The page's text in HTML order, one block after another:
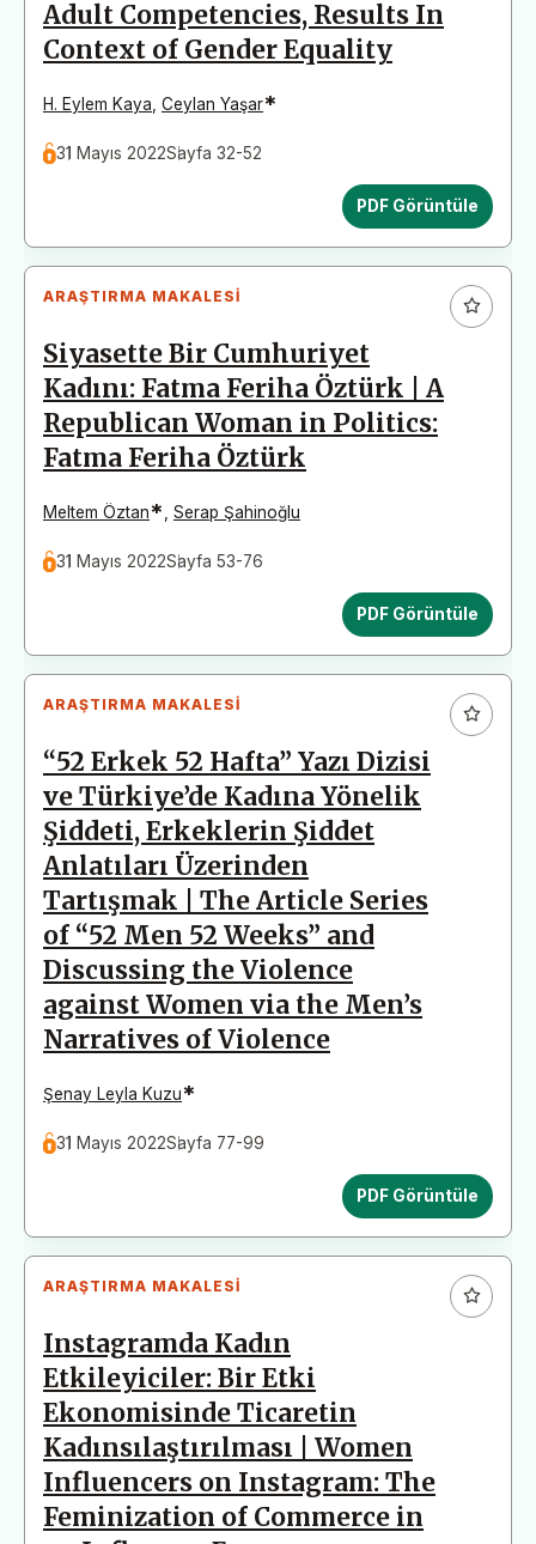
Adult Competencies, Results In
Context of Gender Equality
H. Eylem Kaya Ceylan Yaşar*
31 Mayıs 2022Sayfa 32-52
PDF Görüntüle
ARAŞTIRMA MAKALESI
Siyasette Bir Cumhuriyet
Kadını: Fatma Feriha Öztürk | A
Republican Woman in Politics:
Fatma Feriha Öztürk
Meltem Öztan* Serap Şahinoğlu
31 Mayıs 2022Sayfa 53-76
PDF Görüntüle
ARAŞTIRMA MAKALESI
“52 Erkek 52 Hafta” Yazı Dizisi
ve Türkiye’de Kadına Yönelik
Şiddeti, Erkeklerin Şiddet
Anlatıları Üzerinden
Tartışmak | The Article Series
of “52 Men 52 Weeks” and
Discussing the Violence
against Women via the Men’s
Narratives of Violence
Şenay Leyla Kuzu*
31 Mayıs 2022Sayfa 77-99
PDF Görüntüle
ARAŞTIRMA MAKALESI
Instagramda Kadın
Etkileyiciler: Bir Etki
Ekonomisinde Ticaretin
Kadınsılaştırılması | Women
Influencers on Instagram: The
Feminization of Commerce in